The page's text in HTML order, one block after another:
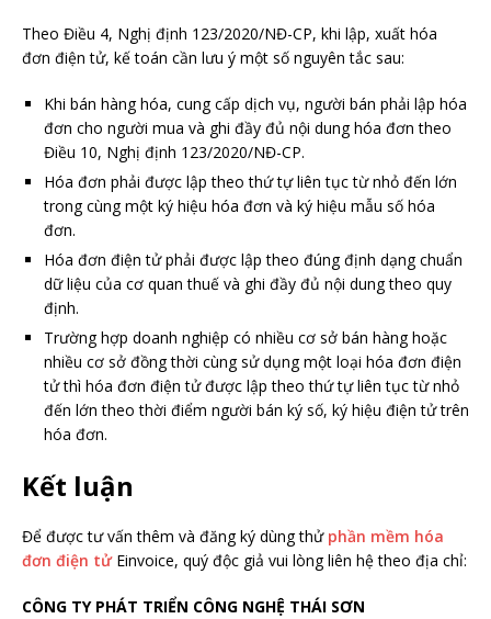
Theo Điều 4, Nghị định 123/2020/NĐ-CP, khi lập, xuất hóa
đơn điện tử, kế toán cần lưu ý một số nguyên tắc sau:
Khi bán hàng hóa, cung cấp dịch vụ, người bán phải lập hóa
đơn cho người mua và ghi đầy đủ nội dung hóa đơn theo
Điều 10, Nghị định 123/2020/NĐ-CP.
Hóa đơn phải được lập theo thứ tự liên tục từ nhỏ đến lớn
trong cùng một ký hiệu hóa đơn và ký hiệu mẫu số hóa
đơn.
Hóa đơn điện tử phải được lập theo đúng định dạng chuẩn
dữ liệu của cơ quan thuế và ghi đầy đủ nội dung theo quy
định.
Trường hợp doanh nghiệp có nhiều cơ sở bán hàng hoặc
nhiều cơ sở đồng thời cùng sử dụng một loại hóa đơn điện
tử thì hóa đơn điện tử được lập theo thứ tự liên tục từ nhỏ
đến lớn theo thời điểm người bán ký số, ký hiệu điện tử trên
hóa đơn.
Kết luận
Để được tư vấn thêm và đăng ký dùng thử phần mềm hóa
đơn điện tửEinvoice, quý độc giả vui lòng liên hệ theo địa chỉ:
CÔNG TY PHÁT TRIỂN CÔNG NGHỆ THÁI SƠN